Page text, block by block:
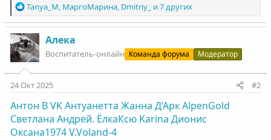
Р
е
а
к
ц
и
и
:
Tanya_M, МаргоМарина, Dmitriy_ и 7 других
Алека
Воспитатель-онлайн Команда форума Модератор
24 Окт 2025 #2
Антон ВVKАнтуанетта Жанна Д’АркAlpenGold
Светлана Андрей. ЁлкаКсю Karinа Дионис
Оксана1974V.Voland-4